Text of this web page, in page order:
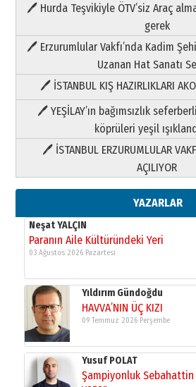
🖊 Hurda Teşvikiyle ÖTV’siz Araç
gerek
🖊 Erzurumlular Vakfı’nda Kadim
Uzanan Hat Sanatı
🖊 İSTANBUL KIŞ HAZIRLIKLARI
🖊 YEŞİLAY’ın bağımsızlık
köprüleri yeşil
🖊 İSTANBUL ERZURUMLULAR
AÇILIYOR
YAZARLAR
Paranın Aile Kültüründeki Yeri
03 Ağustos 2026 Pazartesi
Yıldırım Gündoğdu
HAVVA’NIN ÜÇ KIZI
09 Temmuz 2026 Perşembe
Yusuf POLAT
Şampiyonluk Sebahattin
11 Mayıs 2026 Pazartesi
Neşat YALÇIN
Paranın Aile Kültüründeki Yeri
03 Ağustos 2026 Pazartesi
Yıldırım Gündoğdu
HAVVA’NIN ÜÇ KIZI
09 Temmuz 2026 Perşembe
Yusuf POLAT
Şampiyonluk Sebahattin